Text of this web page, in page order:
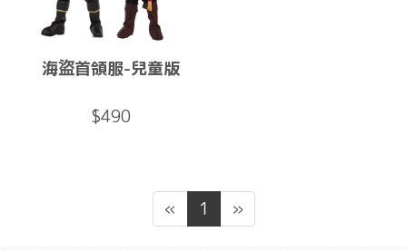
海盜首領服-兒童版
$490
« 1 »